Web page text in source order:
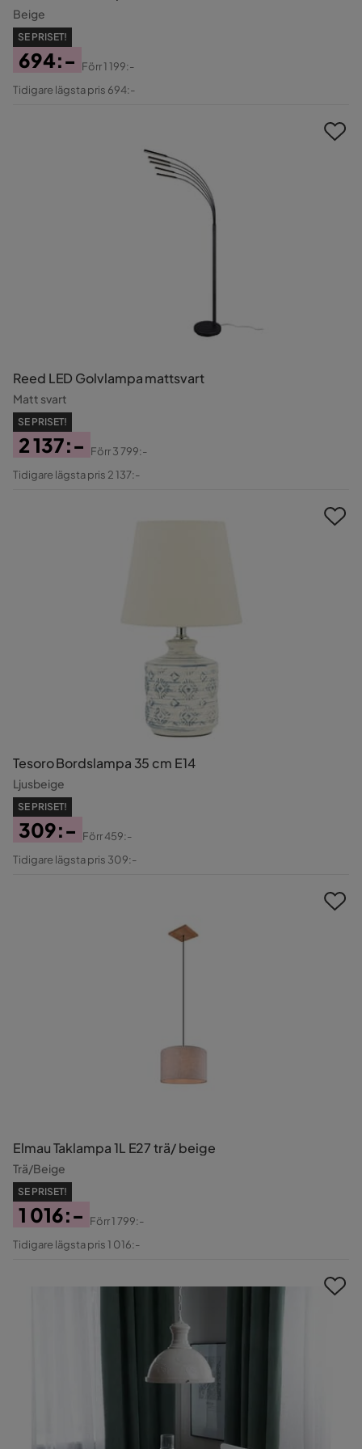
Beige
SE PRISET!
Pris
694:-
Original
Förr1 199:-
Tidigare lägsta pris 694:-
Reed LED Golvlampa mattsvart
Matt svart
SE PRISET!
Pris
2 137:-
Original
Förr3 799:-
Tidigare lägsta pris 2 137:-
Tesoro Bordslampa 35 cm E14
Ljusbeige
SE PRISET!
Pris
309:-
Original
Förr459:-
Tidigare lägsta pris 309:-
Elmau Taklampa 1L E27 trä/ beige
Trä/Beige
SE PRISET!
Pris
1 016:-
Original
Förr1 799:-
Tidigare lägsta pris 1 016:-